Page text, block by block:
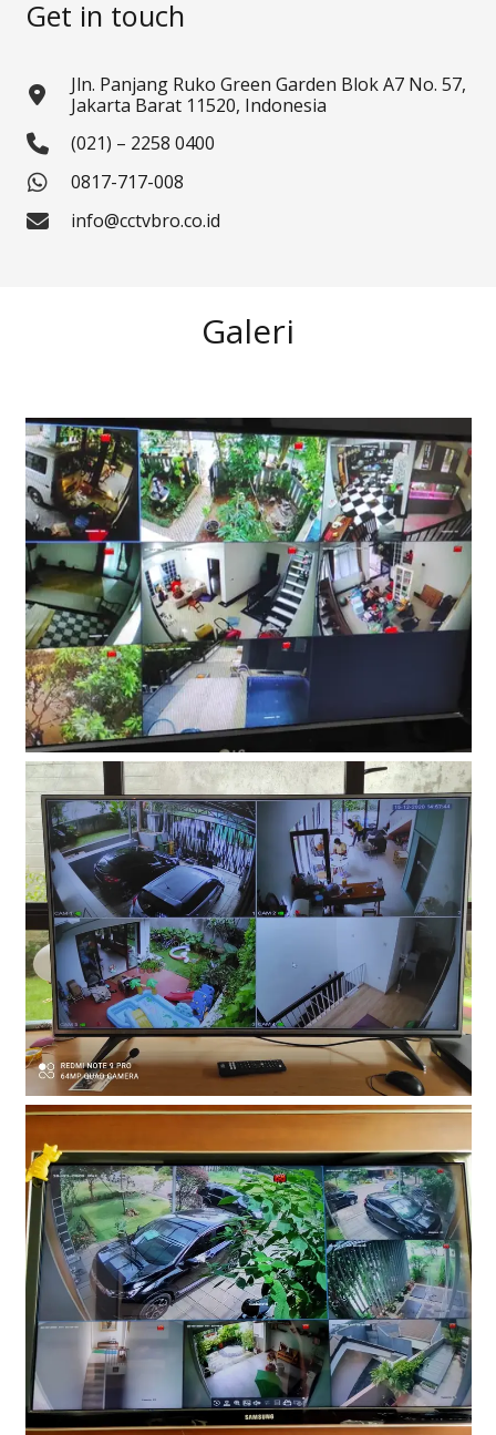
Get in touch
Jln. Panjang Ruko Green Garden Blok A7 No. 57,
Jakarta Barat 11520, Indonesia
(021) – 2258 0400
0817-717-008
info@cctvbro.co.id
Galeri